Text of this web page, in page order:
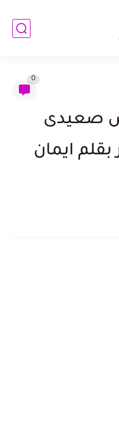
0
صعيدى
ايمان